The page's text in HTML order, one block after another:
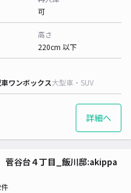
可
高さ
220cm 以下
ワンボックス大型車・SUV
詳細へ
菅谷台４丁目_飯川邸:akippa